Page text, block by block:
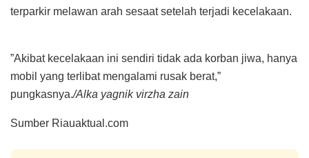
terparkir melawan arah sesaat setelah terjadi kecelakaan.
”Akibat kecelakaan ini sendiri tidak ada korban jiwa, hanya
mobil yang terlibat mengalami rusak berat,”
pungkasnya./Alka yagnik virzha zain
Sumber Riauaktual.com